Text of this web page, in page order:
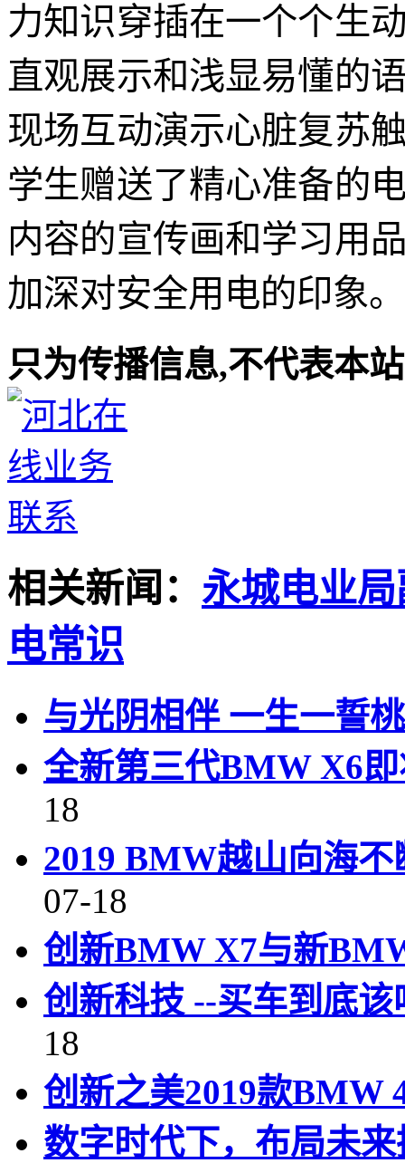
力知识穿插在一个个生
直观展示和浅显易懂的
现场互动演示心脏复苏
学生赠送了精心准备的
内容的宣传画和学习用
加深对安全用电的印象。
只为传播信息,不代表本
相关新闻： 永城电业
电常识
与光阴相伴 一生一誓
全新第三代BMW X6
18
2019 BMW越山向海
07-18
创新BMW X7与新
创新科技 --买车到底
18
创新之美2019款BMW
数字时代下，布局未